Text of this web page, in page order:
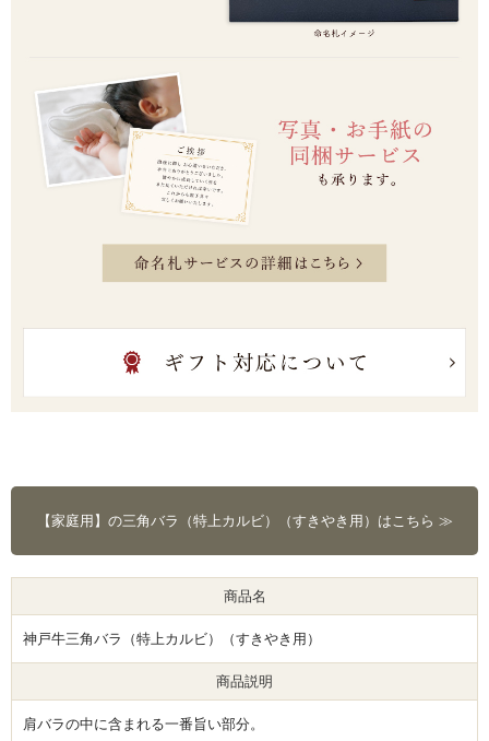
【家庭用】の三角バラ（特上カルビ）（すきやき用）はこちら ≫
商品名
神戸牛三角バラ（特上カルビ）（すきやき用）
商品説明
肩バラの中に含まれる一番旨い部分。